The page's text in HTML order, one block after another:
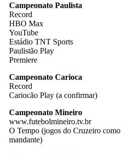
Campeonato Paulista
Record
HBO Max
YouTube
Estádio TNT Sports
Paulistão Play
Premiere
Campeonato Carioca
Record
Cariocão Play (a confirmar)
Campeonato Mineiro
www.futebolmineiro.tv.br
O Tempo (jogos do Cruzeiro como
mandante)